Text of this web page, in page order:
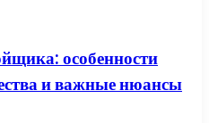
особенности
и важные нюансы